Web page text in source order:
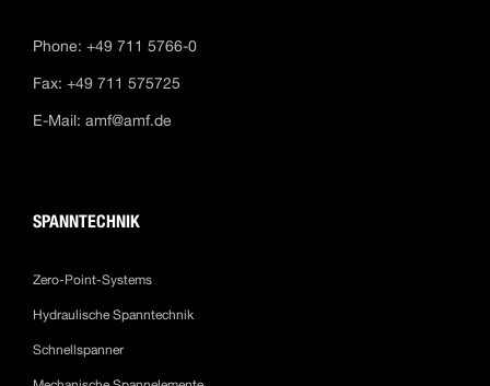
Phone: +49 711 5766-0
Fax: +49 711 575725
E-Mail: amf@amf.de
SPANNTECHNIK
Zero-Point-Systems
Hydraulische Spanntechnik
Schnellspanner